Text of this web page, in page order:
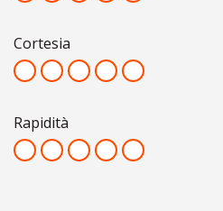
Cortesia
Rapidità